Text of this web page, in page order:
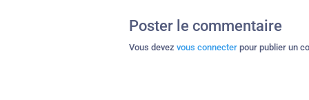
Poster le commentaire
Vous devez vous connecter pour publier un